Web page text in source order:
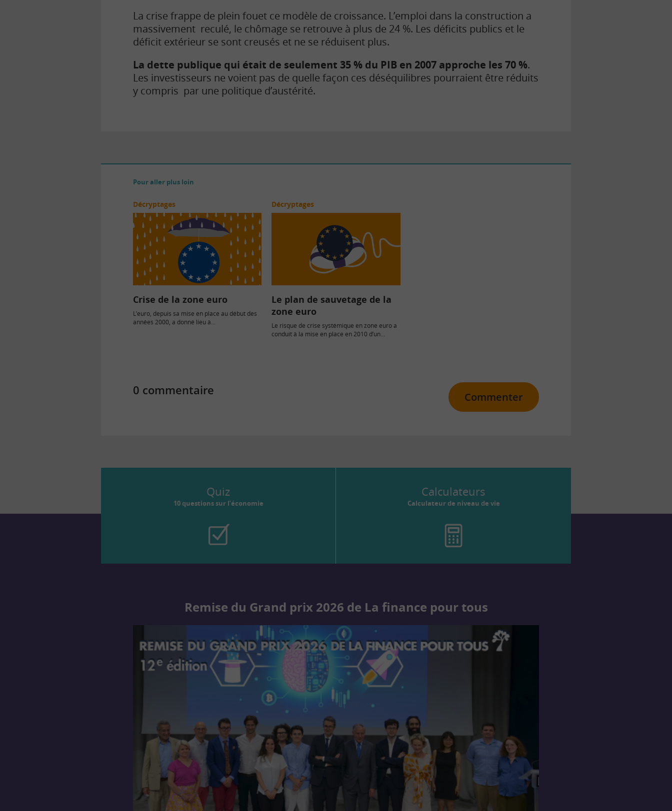
La crise frappe de plein fouet ce modèle de croissance. L’emploi dans la construction a
massivement reculé, le chômage se retrouve à plus de 24 %. Les déficits publics et le
déficit extérieur se sont creusés et ne se réduisent plus.
La dette publique qui était de seulement 35 % du PIB en 2007 approche les 70 %.
Les investisseurs ne voient pas de quelle façon ces déséquilibres pourraient être réduits
y compris par une politique d’austérité.
Pour aller plus loin
Décryptages
Crise de la zone euro
L’euro, depuis sa mise en place au début des
années 2000, a donné lieu à...
Décryptages
Le plan de sauvetage de la
zone euro
Le risque de crise systémique en zone euro a
conduit à la mise en place en 2010 d’un…
0 commentaire Commenter
Quiz
10 questions sur l’économie
Calculateurs
Calculateur de niveau de vie
Remise du Grand prix 2026 de La finance pour tous